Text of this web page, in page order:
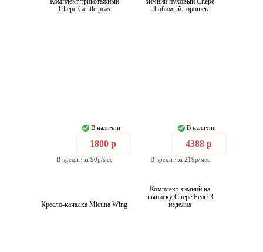
Chepe Gentle peas
В наличии
1800 р
В кредит за 90р/мес
Любимый горошек
В наличии
4388 р
В кредит за 219р/мес
Кресло-качалка Micuna Wing
Комплект зимний на
выписку Chepe Pearl 3
изделия